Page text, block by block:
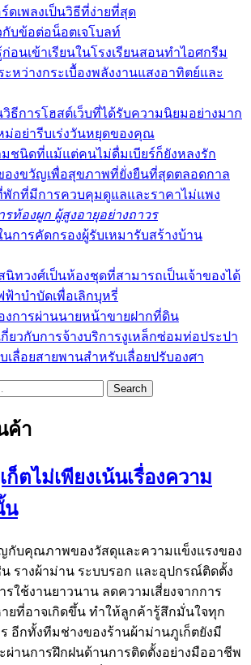
ดเพลงเป็นวิธีที่ง่ายที่สุด
กับข้อต่อน็อตเจโบลท์
อนเข้าเรียนในโรงเรียนสอนทำไอศกรีม
ะหว่างกระเบื้องพลังงานแสงอาทิตย์และ
วิธีการโฮสต์เว็บที่ได้รับความนิยมอย่างมาก
ม่อย่ารีบเร่งวันหยุดของคุณ
มชนิดที่แม้แต่คนไม่ดื่มเบียร์ก็ยังหลงรัก
องขวัญเพื่อสุขภาพที่ยั่งยืนที่สุดตลอดกาล
กที่มีการควบคุมดูแลและราคาไม่แพง
รท้องผูก ผู้สูงอายุอย่างถาวร
นการคัดกรองผู้รับเหมารับสร้างบ้าน
ทวงศ์เป็นห้องชุดที่สามารถเป็นเจ้าของได้
าบำบัดเพื่อเลิกบุหรี่
งการผ่านนายหน้าขายฝากที่ดิน
ยวกับการจ้างบริการงูเหล็กซ่อมท่อประปา
เลื่อยสายพานสำหรับเลื่อยปรับองศา
ค้า
ตไม่เพียงเน้นเรื่องความ
น
กับคุณภาพของวัสดุและความแข็งแรงของ
รางผ้าม่าน ระบบรอก และอุปกรณ์ติดตั้ง
รใช้งานยาวนาน ลดความเสี่ยงจากการ
ยที่อาจเกิดขึ้น ทำให้ลูกค้ารู้สึกมั่นใจทุก
อีกทั้งทีมช่างของร้านผ้าม่านภูเก็ตยังมี
ผ่านการฝึกฝนด้านการติดตั้งอย่างมืออาชีพ